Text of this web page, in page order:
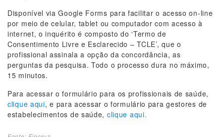
Disponível via Google Forms para facilitar o acesso on-line
por meio de celular, tablet ou computador com acesso à
internet, o inquérito é composto do ‘Termo de
Consentimento Livre e Esclarecido – TCLE’, que o
profissional assinala a opção da concordância, as
perguntas da pesquisa. Todo o processo dura no máximo,
15 minutos.
Para acessar o formulário para os profissionais de saúde,
clique aqui, e para acessar o formulário para gestores de
estabelecimentos de saúde, clique aqui.